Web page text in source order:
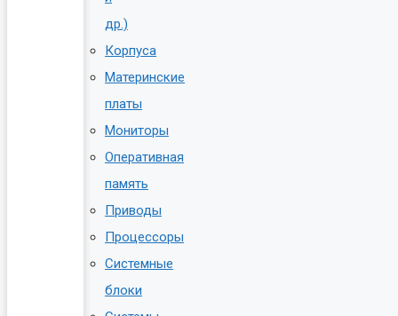
др.)
Корпуса
Материнские
платы
Мониторы
Оперативная
память
Приводы
Процессоры
Системные
блоки